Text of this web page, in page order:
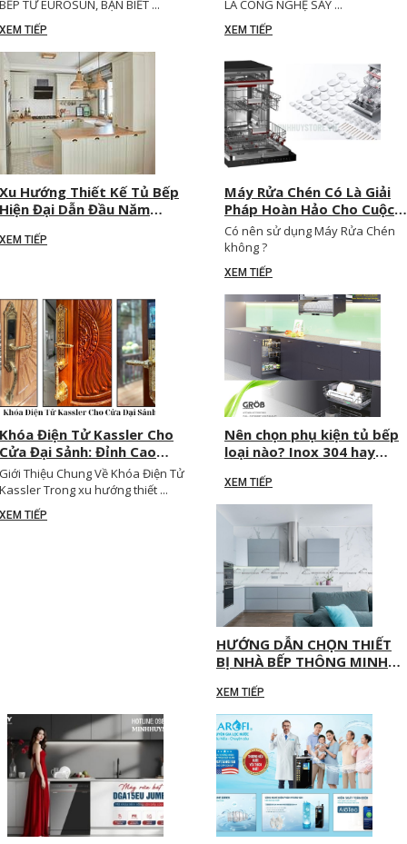
BẾP TỪ EUROSUN, BẠN BIẾT ...
XEM TIẾP
LÀ CÔNG NGHỆ SẤY ...
XEM TIẾP
Xu Hướng Thiết Kế Tủ Bếp
Hiện Đại Dẫn Đầu Năm
XEM TIẾP
Máy Rửa Chén Có Là Giải
Pháp Hoàn Hảo Cho Cuộc
Sống Hiện Đại
Có nên sử dụng Máy Rửa Chén
không ?
XEM TIẾP
Khóa Điện Tử Kassler Cho
Cửa Đại Sảnh: Đỉnh Cao
Của Sự Sang Trọng & An
Toàn Tuyệt Đối
Giới Thiệu Chung Về Khóa Điện Tử
Kassler Trong xu hướng thiết ...
XEM TIẾP
Nên chọn phụ kiện tủ bếp
loại nào? Inox 304 hay
năm 2025?
XEM TIẾP
HƯỚNG DẪN CHỌN THIẾT
BỊ NHÀ BẾP THÔNG MINH
CĂN HỘ
XEM TIẾP